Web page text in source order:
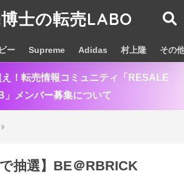
士の転売LABO
ー Supreme Adidas 村上隆 その
え！転売情報コミュニティ「RESALE
」メンバー募集について
で抽選】BE＠RBRICK